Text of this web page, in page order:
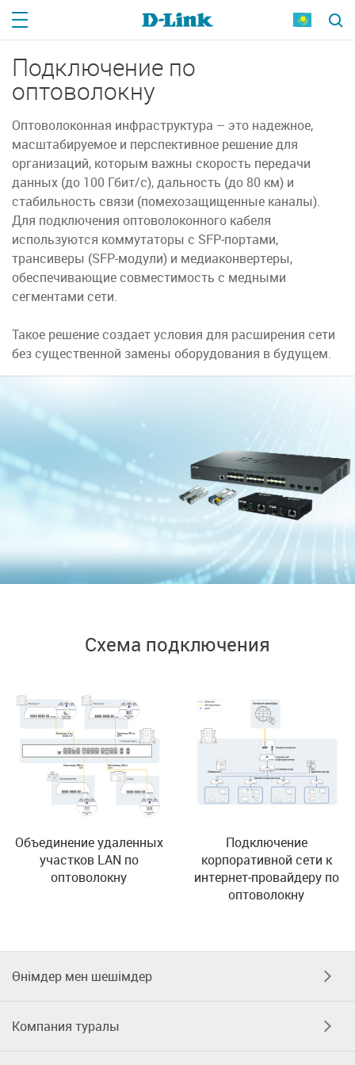
Подключение по
оптоволокну
Оптоволоконная инфраструктура – это надежное,
масштабируемое и перспективное решение для
организаций, которым важны скорость передачи
данных (до 100 Гбит/с), дальность (до 80 км) и
стабильность связи (помехозащищенные каналы).
Для подключения оптоволоконного кабеля
используются коммутаторы с SFP‑портами,
трансиверы (SFP-модули) и медиаконвертеры,
обеспечивающие совместимость с медными
сегментами сети.
Такое решение создает условия для расширения сети
без существенной замены оборудования в будущем.
Схема подключения
Объединение удаленных
участков LAN по
оптоволокну
Подключение
корпоративной сети к
интернет‑провайдеру по
оптоволокну
Өнімдер мен шешімдер
Компания туралы